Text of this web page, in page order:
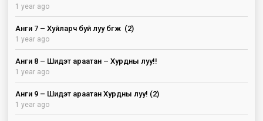
1 year ago
Анги 7 – Хуйларч буй луу бөгж (2)
1 year ago
Анги 8 – Шидэт араатан – Хурдны луу!!
1 year ago
Анги 9 – Шидэт араатан Хурдны луу! (2)
1 year ago